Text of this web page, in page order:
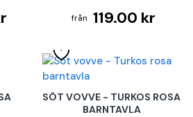
119.00 kr
SÖT VOVVE - TURKOS ROSA
BARNTAVLA